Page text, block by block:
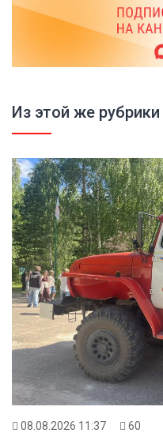
Из этой же рубрики
08.08.2026 11:37 60